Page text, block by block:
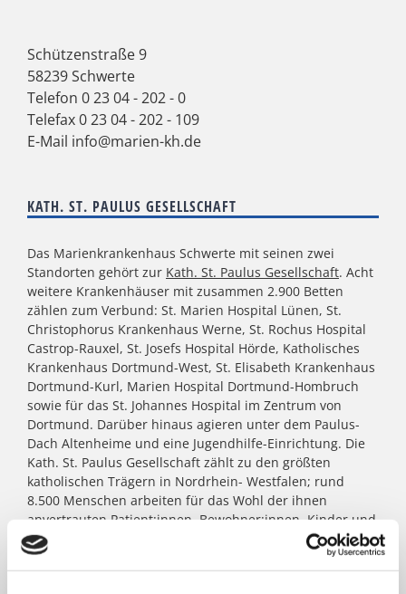
Schützenstraße 9
58239 Schwerte
Telefon 0 23 04 - 202 - 0
Telefax 0 23 04 - 202 - 109
E-Mail info@marien-kh.de
KATH. ST. PAULUS GESELLSCHAFT
Das Marienkrankenhaus Schwerte mit seinen zwei
Standorten gehört zur Kath. St. Paulus Gesellschaft. Acht
weitere Krankenhäuser mit zusammen 2.900 Betten
zählen zum Verbund: St. Marien Hospital Lünen, St.
Christophorus Krankenhaus Werne, St. Rochus Hospital
Castrop-Rauxel, St. Josefs Hospital Hörde, Katholisches
Krankenhaus Dortmund-West, St. Elisabeth Krankenhaus
Dortmund-Kurl, Marien Hospital Dortmund-Hombruch
sowie für das St. Johannes Hospital im Zentrum von
Dortmund. Darüber hinaus agieren unter dem Paulus-
Dach Altenheime und eine Jugendhilfe-Einrichtung. Die
Kath. St. Paulus Gesellschaft zählt zu den größten
katholischen Trägern in Nordrhein- Westfalen; rund
8.500 Menschen arbeiten für das Wohl der ihnen
anvertrauten Patient:innen, Bewohner:innen, Kinder und
Jugendlichen.